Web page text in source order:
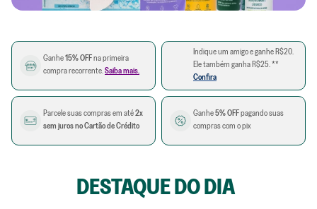
Ganhe15% OFFna primeira
compra recorrente.Saiba mais.
Indique um amigo e ganhe R$20.
Ele também ganha R$25. **
Confira
Parcele suas compras em até2x
sem juros no Cartão de Crédito
Ganhe5% OFFpagando suas
compras com o pix
DESTAQUE DO DIA